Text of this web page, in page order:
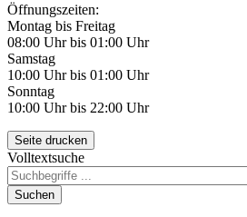
Öffnungszeiten:
Montag bis Freitag
08:00 Uhr bis 01:00 Uhr
Samstag
10:00 Uhr bis 01:00 Uhr
Sonntag
10:00 Uhr bis 22:00 Uhr
Seite drucken
Volltextsuche
Suchen